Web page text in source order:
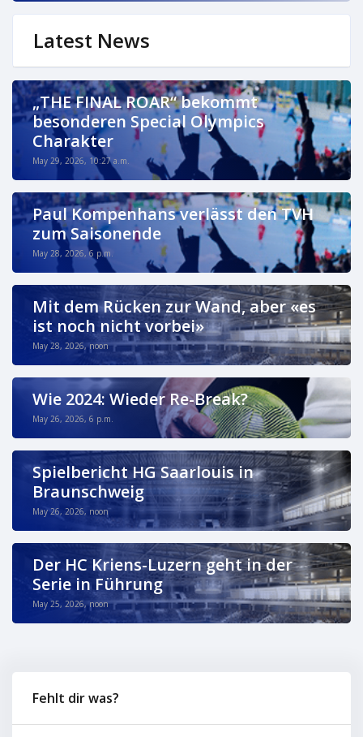
Latest News
„THE FINAL ROAR“ bekommt
besonderen Special Olympics
Charakter
May 29, 2026, 10:27 a.m.
Paul Kompenhans verlässt den TVH
zum Saisonende
May 28, 2026, 6 p.m.
Mit dem Rücken zur Wand, aber «es
ist noch nicht vorbei»
May 28, 2026, noon
Wie 2024: Wieder Re-Break?
May 26, 2026, 6 p.m.
Spielbericht HG Saarlouis in
Braunschweig
May 26, 2026, noon
Der HC Kriens-Luzern geht in der
Serie in Führung
May 25, 2026, noon
Fehlt dir was?